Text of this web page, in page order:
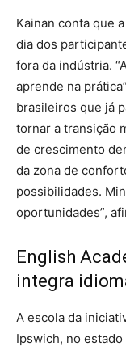
Kainan conta que
dia dos
fora da indústria.
aprende na
brasileiros que já
tornar a transição
de crescimento
da zona de
possibilidades.
oportunidades”,
English
integra
A escola da
Ipswich, no